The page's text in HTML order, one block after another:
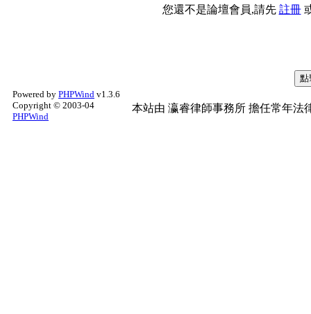
您還不是論壇會員,請先 註冊
Powered by PHPWind v1.3.6
Copyright © 2003-04
PHPWind
本站由 瀛睿律師事務所 擔任常年法